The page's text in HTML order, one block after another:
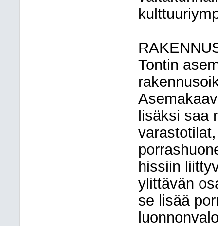
Tontin
lisäksi saa
hissiin
ylittävän
se lisää